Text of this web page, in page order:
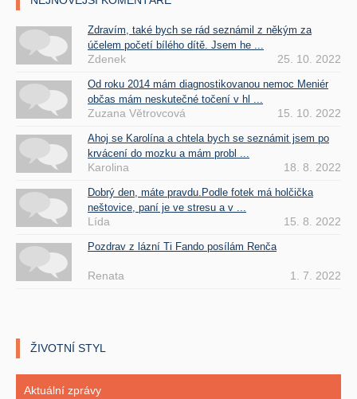
Zdravím, také bych se rád seznámil z někým za
účelem početí bílého dítě. Jsem he ...
Zdenek 25. 10. 2022
Od roku 2014 mám diagnostikovanou nemoc Meniér
občas mám neskutečné točení v hl ...
Zuzana Větrovcová 15. 10. 2022
Ahoj se Karolína a chtela bych se seznámit jsem po
krvácení do mozku a mám probl ...
Karolina 18. 8. 2022
Dobrý den, máte pravdu.Podle fotek má holčička
neštovice, paní je ve stresu a v ...
Lída 15. 8. 2022
Pozdrav z lázní Ti Fando posílám Renča
Renata 1. 7. 2022
ŽIVOTNÍ STYL
Aktuální zprávy